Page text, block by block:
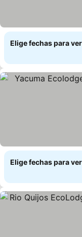
Elige fechas para
Elige fechas para